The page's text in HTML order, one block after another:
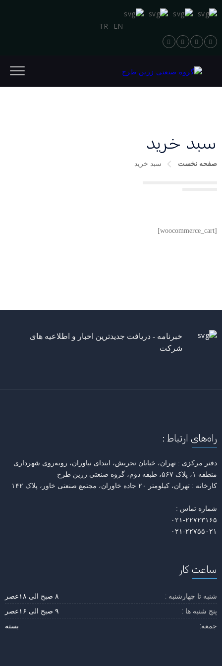
EN
TR
سبد خرید
صفحه نخست سبد خرید
[woocommerce_cart]
خبرنامه - دریافت جدیدترین اخبار و اطلاعیه های
شرکت
راه‌های ارتباط :
دفتر مرکزی : تهران، خیابان تجریش، ابتدای نیاوران، روبه‌روی شهرداری
منطقه ۱، پلاک ۵۶۷، طبقه دوم، گروه صنعتی زرین طرح
کارخانه : تهران، کیلومتر ۲۰ جاده خاوران، مجتمع صنعتی خاور، پلاک ۱۴۲
شماره تماس :
۰۲۱-۲۲۷۲۳۱۶۵
۰۲۱-۲۲۷۵۵۰۲۱
ساعت کار
شنبه تا چهارشنبه :
۸ صبح الی ۱۸عصر
پنج شنبه ها :
۹ صبح الی ۱۶عصر
جمعه:
بسته